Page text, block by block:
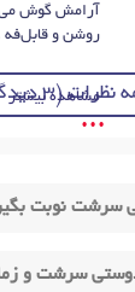
آرامش گوش
روشن و قابل‌فه
مشاهده بیشتر
(3 دیدگاه)
• • •
سرشت نوبت
سرشت و